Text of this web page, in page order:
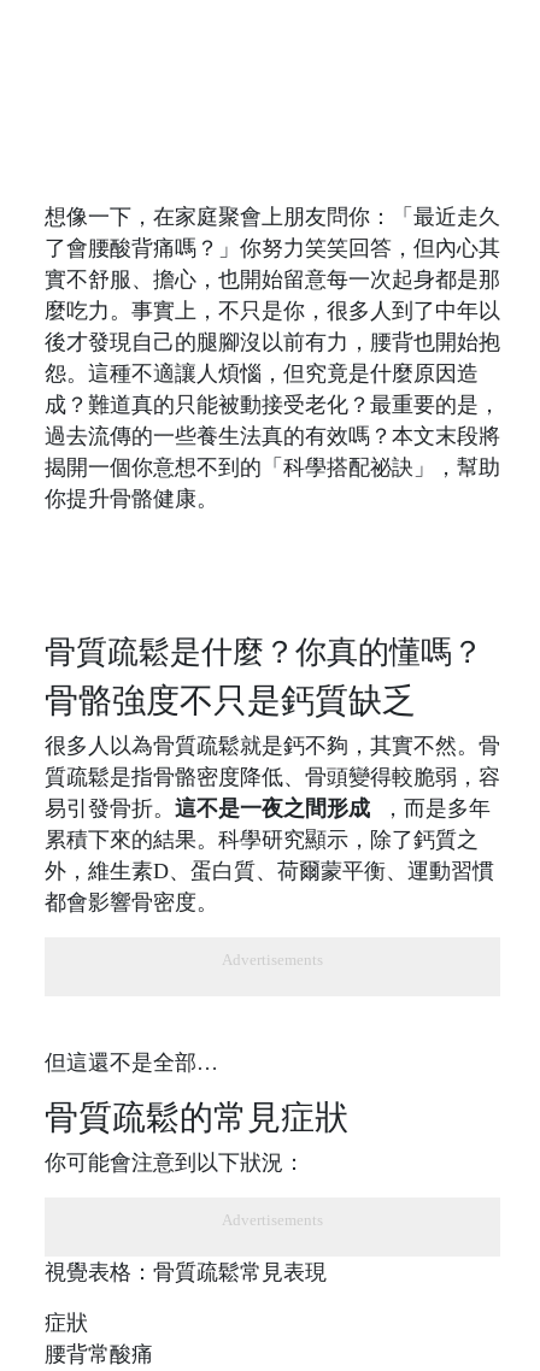
想像一下，在家庭聚會上朋友問你：「最近走久
了會腰酸背痛嗎？」你努力笑笑回答，但內心其
實不舒服、擔心，也開始留意每一次起身都是那
麼吃力。事實上，不只是你，很多人到了中年以
後才發現自己的腿腳沒以前有力，腰背也開始抱
怨。這種不適讓人煩惱，但究竟是什麼原因造
成？難道真的只能被動接受老化？最重要的是，
過去流傳的一些養生法真的有效嗎？本文末段將
揭開一個你意想不到的「科學搭配祕訣」，幫助
你提升骨骼健康。
骨質疏鬆是什麼？你真的懂嗎？
骨骼強度不只是鈣質缺乏
很多人以為骨質疏鬆就是鈣不夠，其實不然。骨
質疏鬆是指骨骼密度降低、骨頭變得較脆弱，容
易引發骨折。 這不是一夜之間形成 ，而是多年
累積下來的結果。科學研究顯示，除了鈣質之
外，維生素D、蛋白質、荷爾蒙平衡、運動習慣
都會影響骨密度。
Advertisements
但這還不是全部…
骨質疏鬆的常見症狀
你可能會注意到以下狀況：
Advertisements
視覺表格：骨質疏鬆常見表現
症狀
腰背常酸痛